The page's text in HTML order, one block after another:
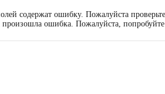
содержат ошибку. Пожалуйста
произошла ошибка. Пожалуйста,